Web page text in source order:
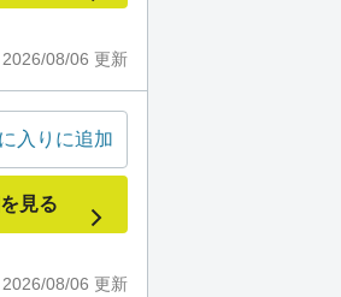
2026/08/06 更新
2026/08/06 更新
入りに追加
見る